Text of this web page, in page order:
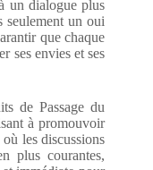
un dialogue plus
seulement un oui
que chaque
ses envies et ses
de Passage du
à promouvoir
les discussions
plus courantes,